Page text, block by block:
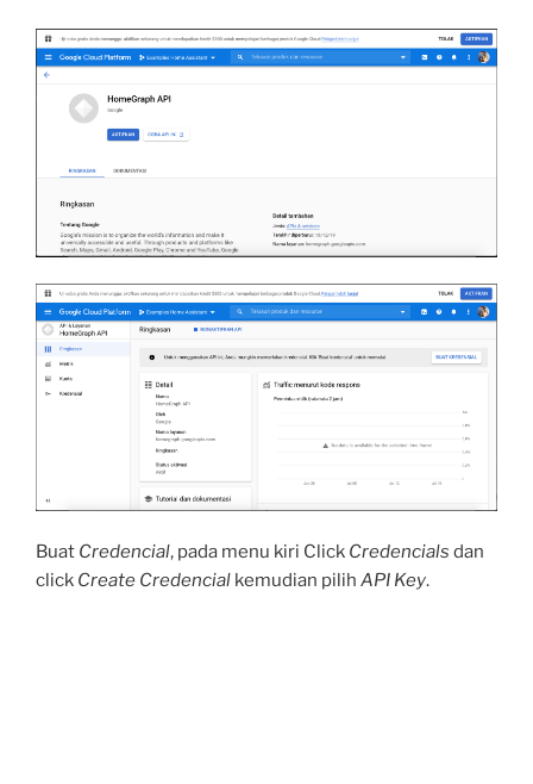
Buat Credencial, pada menu kiri Click Credencials dan
click Create Credencial kemudian pilih API Key.